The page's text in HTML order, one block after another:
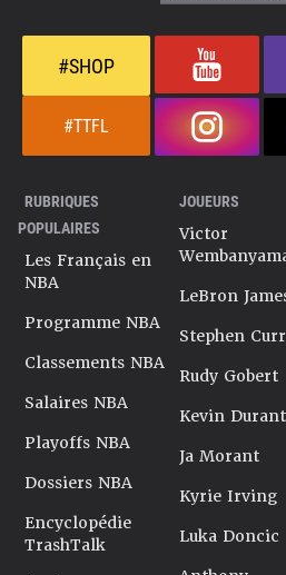
#SHOP
#TTFL
RUBRIQUES
POPULAIRES
Les Français en
NBA
Programme NBA
Classements NBA
Salaires NBA
Playoffs NBA
Dossiers NBA
Encyclopédie
TrashTalk
JOUEURS
Victor
LeBron
Stephen
Rudy Gobert
Kevin Durant
Ja Morant
Kyrie Irving
Luka Doncic